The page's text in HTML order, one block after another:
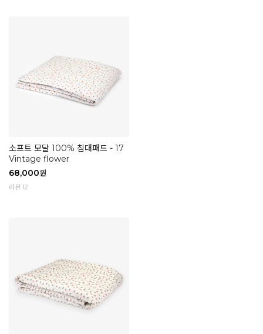
소프트 모달 100% 침대패드 - 17
Vintage flower
68,000원
리뷰 12